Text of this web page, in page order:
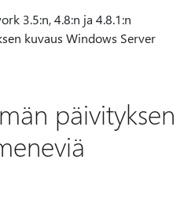
3.5:n, 4.8:n ja 4.8.1:n
kuvaus Windows Server
päivityksen